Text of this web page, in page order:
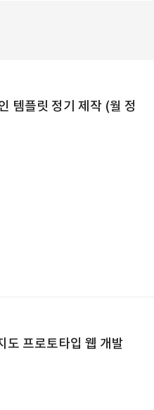
템플릿 정기 제작 (월 정
도 프로토타입 웹 개발